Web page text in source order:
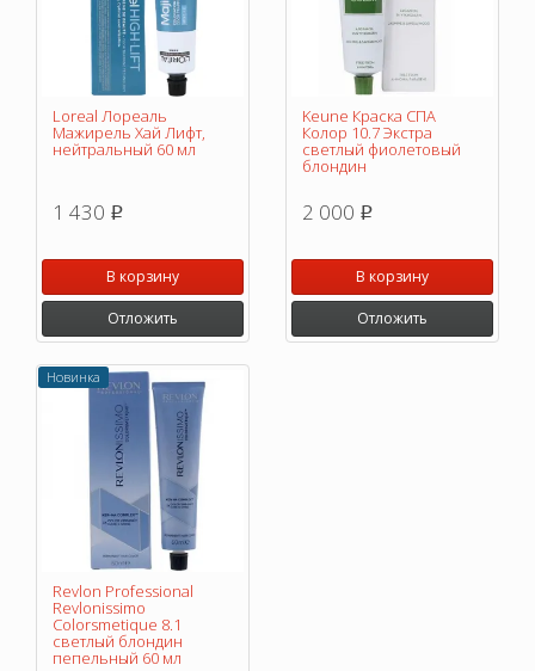
Loreal Лореаль
Мажирель Хай Лифт,
нейтральный 60 мл
1 430 p
В корзину
Отложить
Keune Краска СПА
Колор 10.7 Экстра
светлый фиолетовый
блондин
2 000 p
В корзину
Отложить
Новинка
Revlon Professional
Revlonissimo
Colorsmetique 8.1
светлый блондин
пепельный 60 мл